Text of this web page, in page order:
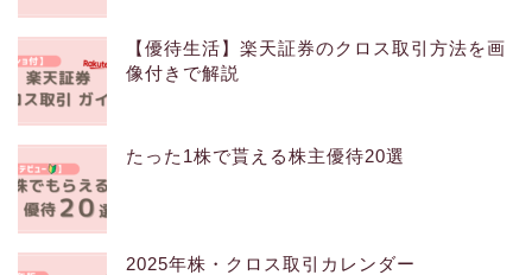
【優待生活】楽天証券のクロス取引方法を画
像付きで解説
たった1株で貰える株主優待20選
2025年株・クロス取引カレンダー